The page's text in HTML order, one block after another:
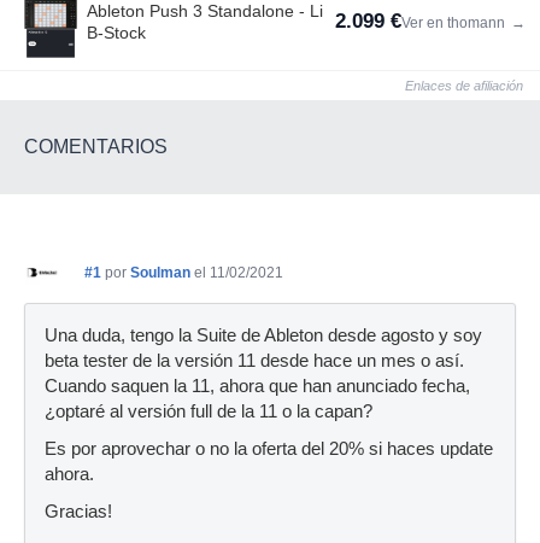
Ableton Push 3 Standalone - Li
B-Stock
2.099 €Ver en thomann →
Enlaces de afiliación
COMENTARIOS
#1 por Soulman el 11/02/2021
Una duda, tengo la Suite de Ableton desde agosto y soy
beta tester de la versión 11 desde hace un mes o así.
Cuando saquen la 11, ahora que han anunciado fecha,
¿optaré al versión full de la 11 o la capan?
Es por aprovechar o no la oferta del 20% si haces update
ahora.
Gracias!